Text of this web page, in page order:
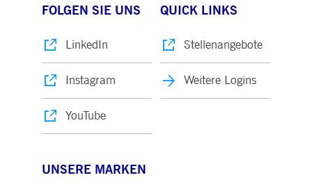
FOLGEN SIE UNS
LinkedIn
Instagram
YouTube
QUICK LINKS
Stellenangebote
Weitere Logins
UNSERE MARKEN